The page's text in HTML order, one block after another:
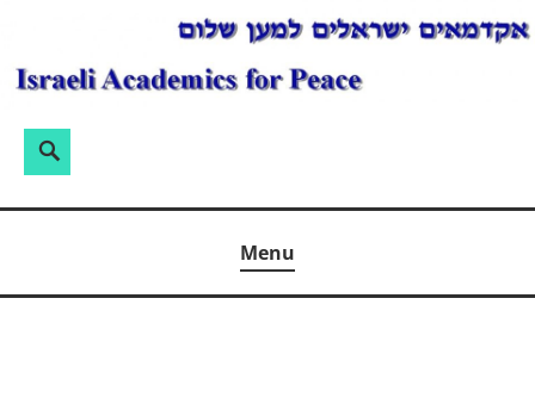
Skip
Search
Menu